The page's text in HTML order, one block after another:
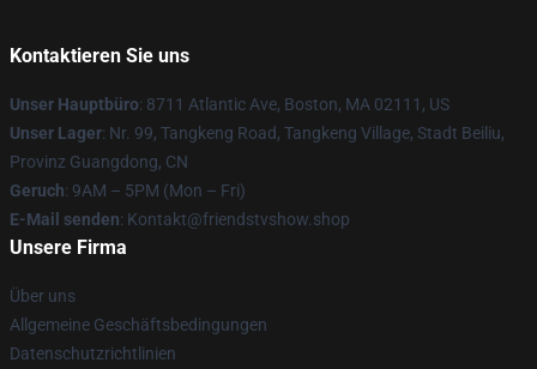
Kontaktieren Sie uns
Unser Hauptbüro: 8711 Atlantic Ave, Boston, MA 02111, US
Unser Lager: Nr. 99, Tangkeng Road, Tangkeng Village, Stadt Beiliu,
Provinz Guangdong, CN
Geruch: 9AM – 5PM (Mon – Fri)
E-Mail senden: Kontakt@friendstvshow.shop
Unsere Firma
Über uns
Allgemeine Geschäftsbedingungen
Datenschutzrichtlinien